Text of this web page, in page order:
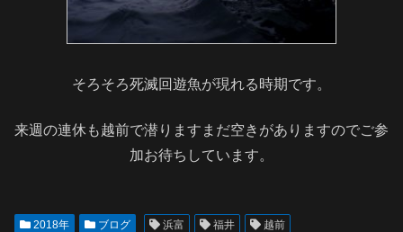
そろそろ死滅回遊魚が現れる時期です。
来週の連休も越前で潜りますまだ空きがありますのでご参
加お待ちしています。
2018年 ブログ 浜富 福井 越前